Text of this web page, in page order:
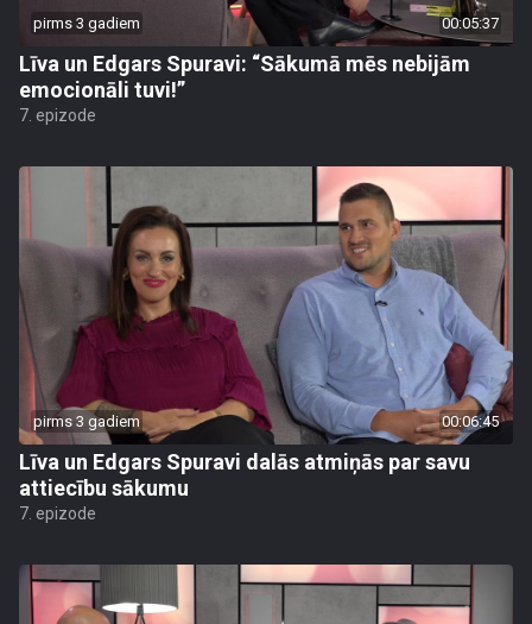
pirms 3 gadiem 00:05:37
Līva un Edgars Spuravi: “Sākumā mēs nebijām
emocionāli tuvi!”
7. epizode
pirms 3 gadiem 00:06:45
Līva un Edgars Spuravi dalās atmiņās par savu
attiecību sākumu
7. epizode